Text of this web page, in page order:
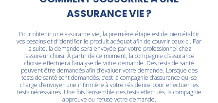
ASSURANCE VIE ?
Pour obtenir une assurance vie, la première étape est de bien établir
vos besoins et d’identifier le produit adéquat afin de couvrir ceux-ci. Par
la suite, la demande sera envoyée par votre professionnel chez
l’assureur choisi. À partir de ce moment, la compagnie d’assurance
choisie effectuera l’analyse de votre demande. Des tests de santé
peuvent être demandés afin d’évaluer votre demande. Lorsque des
tests de santé sont demandés, c’est la compagnie d’assurance qui se
charge d’envoyer une infirmière à votre résidence pour effectuer les
tests nécessaires. Une fois l’ensemble des tests effectués, la compagnie
approuve ou refuse votre demande.